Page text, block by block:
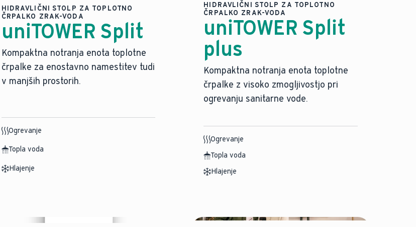
HIDRAVLIČNI STOLP ZA TOPLOTNO
ČRPALKO ZRAK-VODA
uniTOWER Split
Kompaktna notranja enota toplotne
črpalke za enostavno namestitev tudi
v manjših prostorih.
Ogrevanje
Topla voda
Hlajenje
HIDRAVLIČNI STOLP ZA TOPLOTNO
ČRPALKO ZRAK-VODA
uniTOWER Split
plus
Kompaktna notranja enota toplotne
črpalke z visoko zmogljivostjo pri
ogrevanju sanitarne vode.
Ogrevanje
Topla voda
Hlajenje